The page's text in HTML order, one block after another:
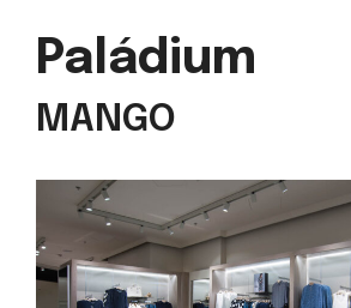
Paládium
MANGO